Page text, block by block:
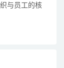
与员工的核